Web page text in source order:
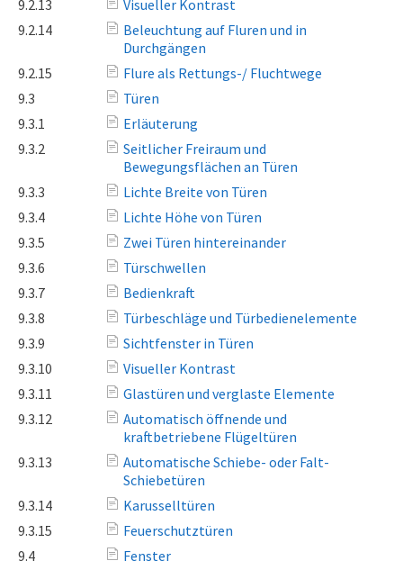
9.2.13
Visueller Kontrast
9.2.14
Beleuchtung auf Fluren und in
Durchgängen
9.2.15
Flure als Rettungs-/ Fluchtwege
9.3
Türen
9.3.1
Erläuterung
9.3.2
Seitlicher Freiraum und
Bewegungsflächen an Türen
9.3.3
Lichte Breite von Türen
9.3.4
Lichte Höhe von Türen
9.3.5
Zwei Türen hintereinander
9.3.6
Türschwellen
9.3.7
Bedienkraft
9.3.8
Türbeschläge und Türbedienelemente
9.3.9
Sichtfenster in Türen
9.3.10
Visueller Kontrast
9.3.11
Glastüren und verglaste Elemente
9.3.12
Automatisch öffnende und
kraftbetriebene Flügeltüren
9.3.13
Automatische Schiebe- oder Falt-
Schiebetüren
9.3.14
Karusselltüren
9.3.15
Feuerschutztüren
9.4
Fenster